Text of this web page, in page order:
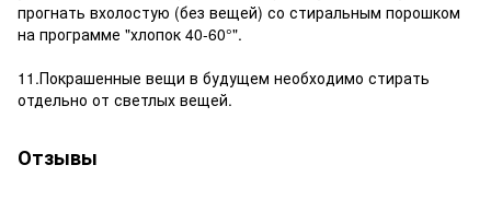
прогнать вхолостую (без вещей) со стиральным порошком
на программе "хлопок 40-60°".
11.Покрашенные вещи в будущем необходимо стирать
отдельно от светлых вещей.
Отзывы